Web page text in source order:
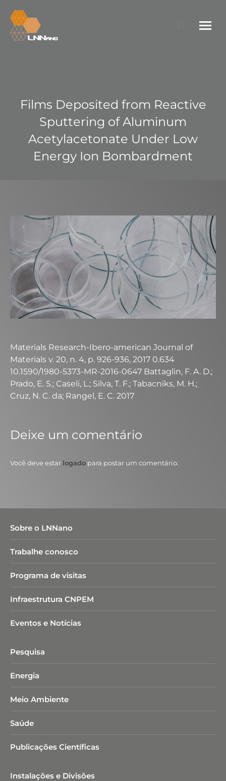
Search:
Films Deposited from Reactive
Sputtering of Aluminum
Acetylacetonate Under Low
Energy Ion Bombardment
Materials Research-Ibero-american Journal of
Materials v. 20, n. 4, p. 926-936, 2017 0.634
10.1590/1980-5373-MR-2016-0647 Battaglin, F. A. D.;
Prado, E. S.; Caseli, L.; Silva, T. F.; Tabacniks, M. H.;
Cruz, N. C. da; Rangel, E. C. 2017
Deixe um comentário
Você deve estar logado para postar um comentário.
Sobre o LNNano
Trabalhe conosco
Programa de visitas
Infraestrutura CNPEM
Eventos e Notícias
Pesquisa
Energia
Meio Ambiente
Saúde
Publicações Científicas
Instalações e Divisões